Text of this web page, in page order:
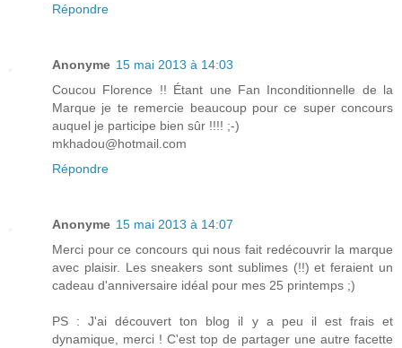
Répondre
Anonyme 15 mai 2013 à 14:03
Coucou Florence !! Étant une Fan Inconditionnelle de la
Marque je te remercie beaucoup pour ce super concours
auquel je participe bien sûr !!!! ;-)
mkhadou@hotmail.com
Répondre
Anonyme 15 mai 2013 à 14:07
Merci pour ce concours qui nous fait redécouvrir la marque
avec plaisir. Les sneakers sont sublimes (!!) et feraient un
cadeau d'anniversaire idéal pour mes 25 printemps ;)
PS : J'ai découvert ton blog il y a peu il est frais et
dynamique, merci ! C'est top de partager une autre facette